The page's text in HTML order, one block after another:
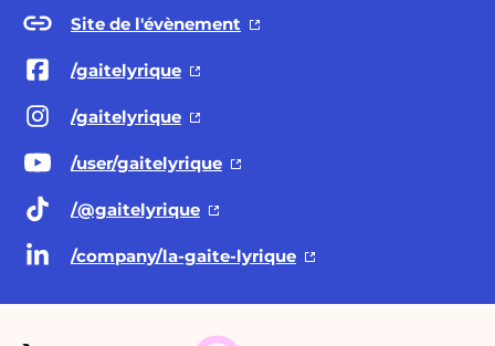
Site de l'évènement
/gaitelyrique
/gaitelyrique
/user/gaitelyrique
/@gaitelyrique
/company/la-gaite-lyrique